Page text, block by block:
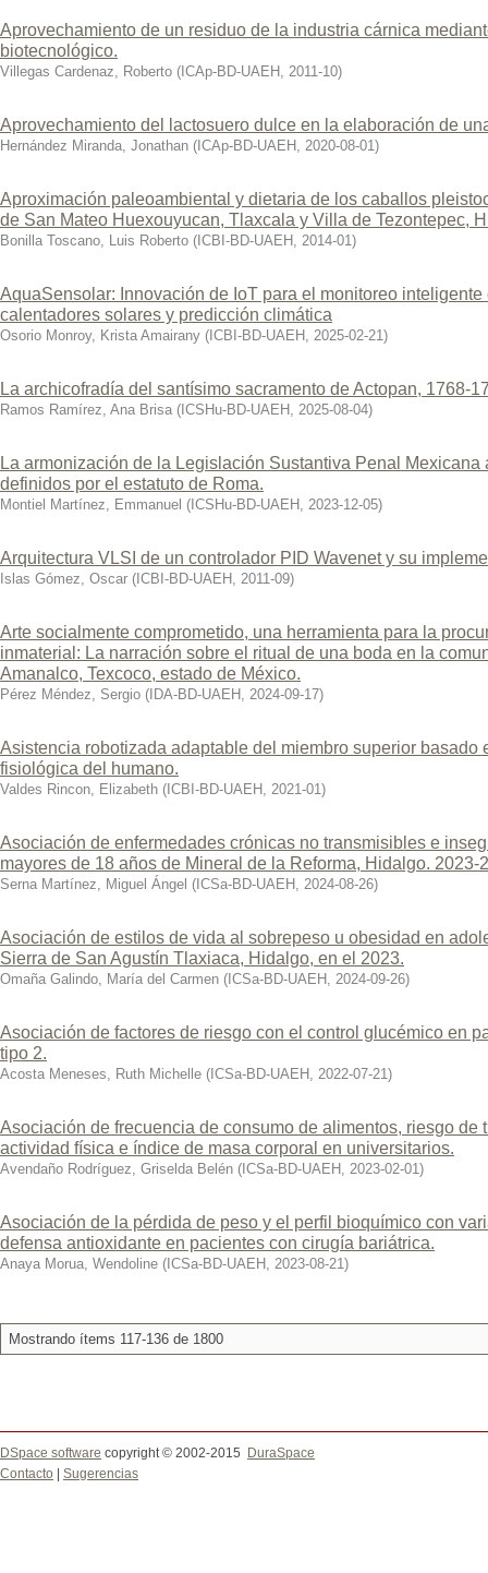
Aprovechamiento de un residuo de la industria cárnica
biotecnológico.
Villegas Cardenaz, Roberto ( ICAp-BD-UAEH , 2011-10)
Aprovechamiento del lactosuero dulce en la elaboración de
Hernández Miranda, Jonathan ( ICAp-BD-UAEH , 2020-08-01)
Aproximación paleoambiental y dietaria de los caballos
de San Mateo Huexouyucan, Tlaxcala y Villa de Tezontepec,
Bonilla Toscano, Luis Roberto ( ICBI-BD-UAEH , 2014-01)
AquaSensolar: Innovación de IoT para el monitoreo
calentadores solares y predicción climática
Osorio Monroy, Krista Amairany ( ICBI-BD-UAEH , 2025-02-21)
La archicofradía del santísimo sacramento de Actopan, 1768-
Ramos Ramírez, Ana Brisa ( ICSHu-BD-UAEH , 2025-08-04)
La armonización de la Legislación Sustantiva Penal
definidos por el estatuto de Roma.
Montiel Martínez, Emmanuel ( ICSHu-BD-UAEH , 2023-12-05)
Arquitectura VLSI de un controlador PID Wavenet y su
Islas Gómez, Oscar ( ICBI-BD-UAEH , 2011-09)
Arte socialmente comprometido, una herramienta para la
inmaterial: La narración sobre el ritual de una boda en la
Amanalco, Texcoco, estado de México.
Pérez Méndez, Sergio ( IDA-BD-UAEH , 2024-09-17)
Asistencia robotizada adaptable del miembro superior basado
fisiológica del humano.
Valdes Rincon, Elizabeth ( ICBI-BD-UAEH , 2021-01)
Asociación de enfermedades crónicas no transmisibles e
mayores de 18 años de Mineral de la Reforma, Hidalgo. 2023-
Serna Martínez, Miguel Ángel ( ICSa-BD-UAEH , 2024-08-26)
Asociación de estilos de vida al sobrepeso u obesidad en
Sierra de San Agustín Tlaxiaca, Hidalgo, en el 2023.
Omaña Galindo, María del Carmen ( ICSa-BD-UAEH , 2024-09-26)
Asociación de factores de riesgo con el control glucémico en
tipo 2.
Acosta Meneses, Ruth Michelle ( ICSa-BD-UAEH , 2022-07-21)
Asociación de frecuencia de consumo de alimentos, riesgo de
actividad física e índice de masa corporal en universitarios.
Avendaño Rodríguez, Griselda Belén ( ICSa-BD-UAEH , 2023-02-01)
Asociación de la pérdida de peso y el perfil bioquímico con
defensa antioxidante en pacientes con cirugía bariátrica.
Anaya Morua, Wendoline ( ICSa-BD-UAEH , 2023-08-21)
Mostrando ítems 117-136 de 1800
DSpace software copyright © 2002-2015
DuraSpace
Contacto
Sugerencias